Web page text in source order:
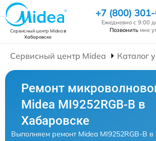
Сервисный центр Mideaв
Хабаровске
+7 (800)
Ежедневно с 9:00
Позвонить мне
Сервисный центр Midea Каталог
Ремонт
Midea MI9252RGB-B в
Хабаровске
Выполняем ремонт Midea MI9252RGB-B